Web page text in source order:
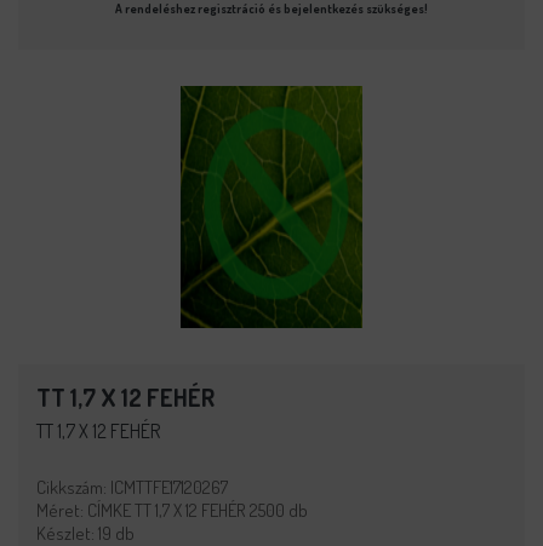
A rendeléshez regisztráció és bejelentkezés szükséges!
TT 1,7 X 12 FEHÉR
TT 1,7 X 12 FEHÉR
Cikkszám: ICMTTFE17120267
Méret: CÍMKE TT 1,7 X 12 FEHÉR 2500 db
Készlet: 19 db